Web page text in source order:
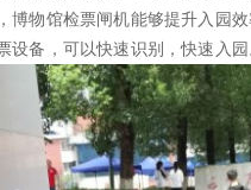
博物馆检票闸机能够提升入园
备，可以快速识别，快速入园